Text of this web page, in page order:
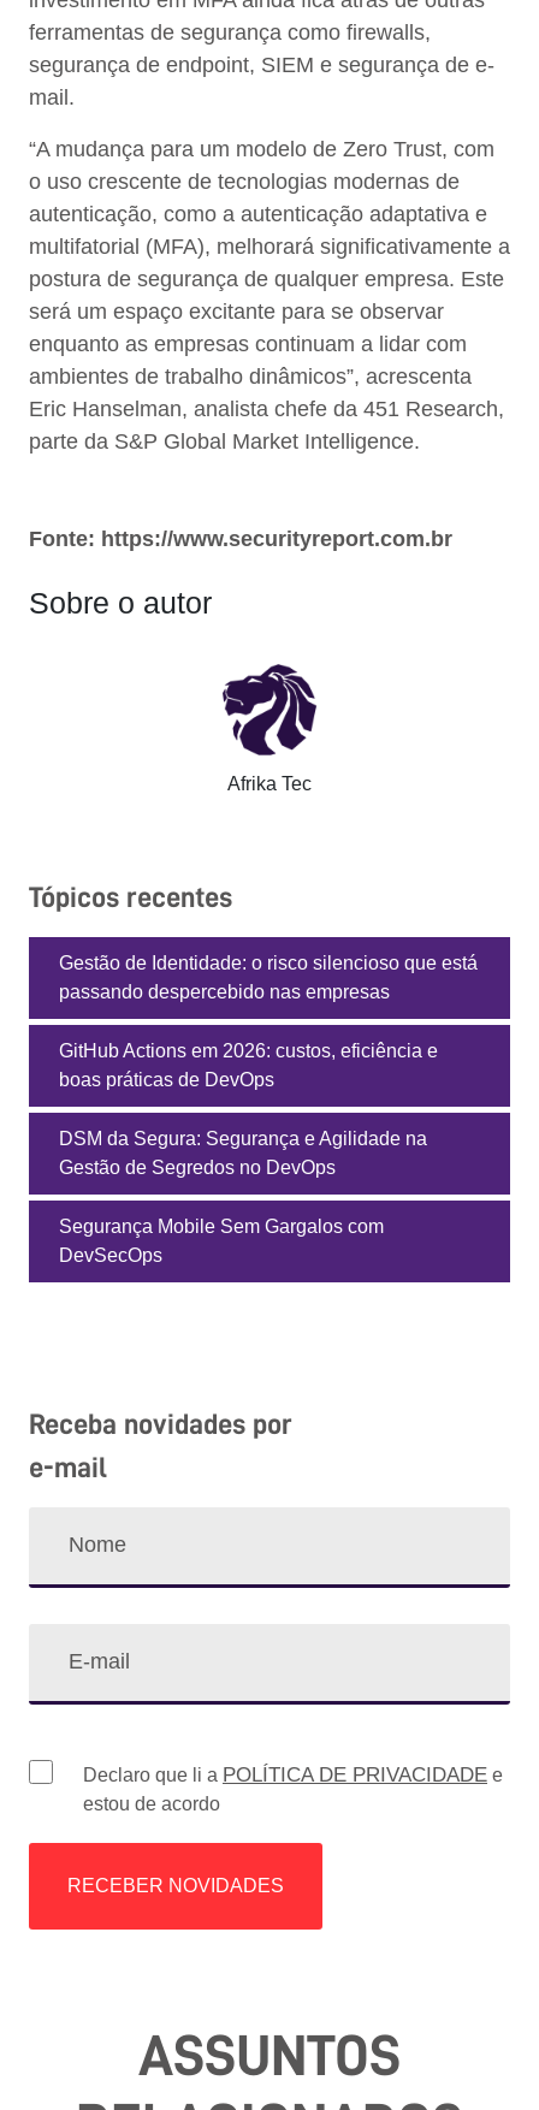
ferramentas de segurança como firewalls,
segurança de endpoint, SIEM e segurança de e-
mail.
“A mudança para um modelo de Zero Trust, com
o uso crescente de tecnologias modernas de
autenticação, como a autenticação adaptativa e
multifatorial (MFA), melhorará significativamente a
postura de segurança de qualquer empresa. Este
será um espaço excitante para se observar
enquanto as empresas continuam a lidar com
ambientes de trabalho dinâmicos”, acrescenta
Eric Hanselman, analista chefe da 451 Research,
parte da S&P Global Market Intelligence.
Fonte: https://www.securityreport.com.br
Sobre o autor
Afrika Tec
Tópicos recentes
Gestão de Identidade: o risco silencioso que está
passando despercebido nas empresas
GitHub Actions em 2026: custos, eficiência e
boas práticas de DevOps
DSM da Segura: Segurança e Agilidade na
Gestão de Segredos no DevOps
Segurança Mobile Sem Gargalos com
DevSecOps
Receba novidades por
e-mail
Declaro que li a POLÍTICA DE PRIVACIDADE e
estou de acordo
ASSUNTOS